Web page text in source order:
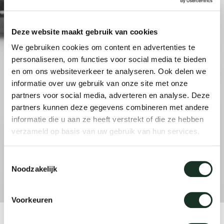
Deze website maakt gebruik van cookies
We gebruiken cookies om content en advertenties te
personaliseren, om functies voor social media te bieden
en om ons websiteverkeer te analyseren. Ook delen we
informatie over uw gebruik van onze site met onze
partners voor social media, adverteren en analyse. Deze
partners kunnen deze gegevens combineren met andere
informatie die u aan ze heeft verstrekt of die ze hebben
verzameld op basis van uw gebruik van hun services.
Noodzakelijk
Voorkeuren
ovale
runde
local
vision
sessel
cm13/
cm21
cm22
Kollektion
raw
jorre
ivan
jonas
Über Arco